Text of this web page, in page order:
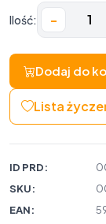
Ilość: −
Dodaj do
Lista
ID PRD:
SKU:
EAN: